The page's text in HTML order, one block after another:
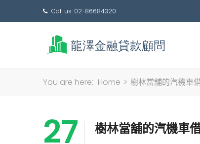
Call us: 02-86684320
You are here: Home > 樹林當舖的汽機車
27 樹林當舖的汽機車